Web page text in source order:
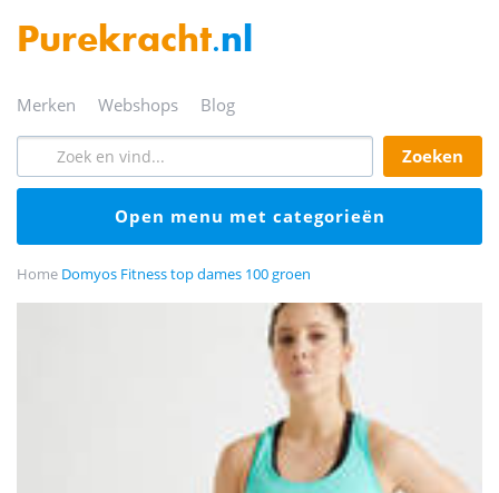
Purekracht.nl
merken webshops blog
zoeken
open menu met categorieën
Home Domyos Fitness top dames 100 groen